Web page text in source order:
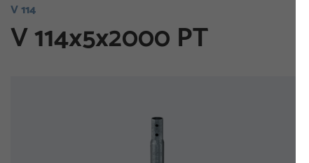
V 114
V 114x5x2000 PT